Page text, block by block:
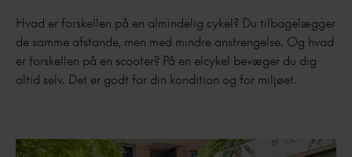
Hvad er forskellen på en almindelig cykel? Du tilbagelægger
de samme afstande, men med mindre anstrengelse. Og hvad
er forskellen på en scooter? På en elcykel bevæger du dig
altid selv. Det er godt for din kondition og for miljøet.